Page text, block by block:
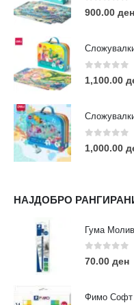
0out of 5
900.00 ден
0 out of 5
1,100.00
0 out of 5
1,000.00
НАЈДОБРО
Гума
0out of 5
70.00 ден
Фимо Софт
Пон - Саб / 09:00 - 21:00
ЛИНКОВИ
Услови за користење
Големопродажба
Кариера
За нас
Нашите локации
ПОПУЛАРНИ ТАГОВИ
eurodanvest FIMO
markers